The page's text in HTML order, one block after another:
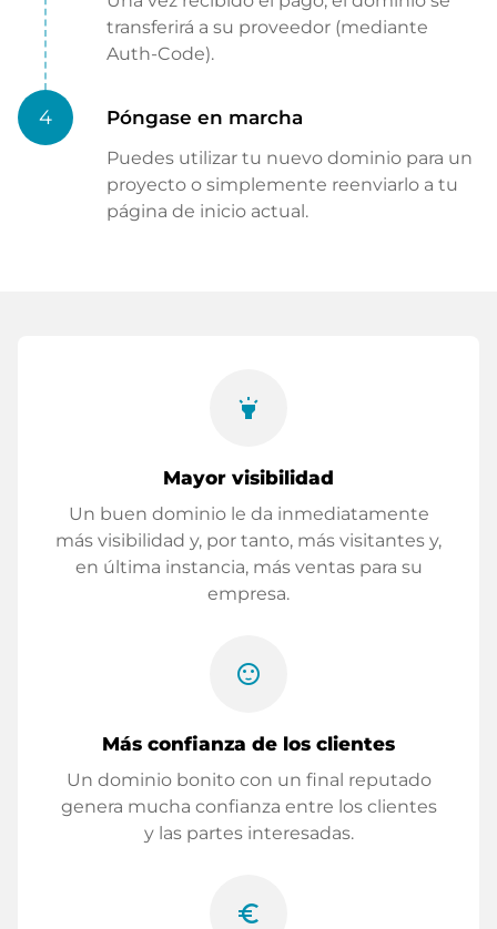
transferirá a su proveedor (mediante
Auth-Code).
4 Póngase en marcha
Puedes utilizar tu nuevo dominio para un
proyecto o simplemente reenviarlo a tu
página de inicio actual.
highlight
Mayor visibilidad
Un buen dominio le da inmediatamente
más visibilidad y, por tanto, más visitantes y,
en última instancia, más ventas para su
empresa.
sentiment_satisfied
Más confianza de los clientes
Un dominio bonito con un final reputado
genera mucha confianza entre los clientes
y las partes interesadas.
euro_symbol